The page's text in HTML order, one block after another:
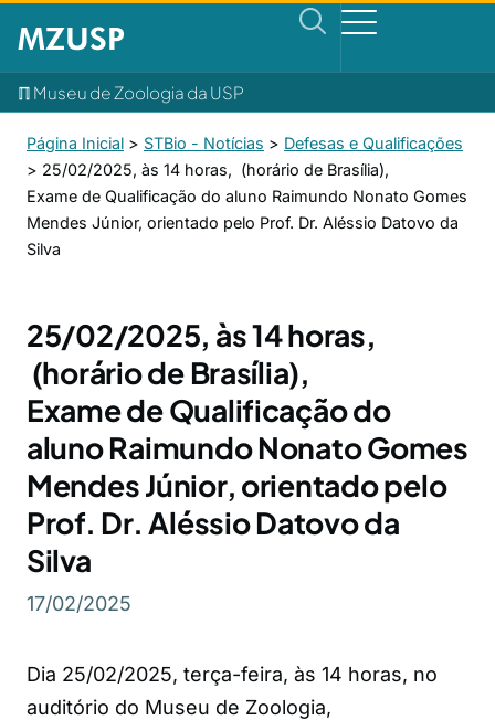
ℿ Museu de Zoologia da USP
Página Inicial > STBio - Notícias > Defesas e Qualificações
> 25/02/2025, às 14 horas, (horário de Brasília),
Exame de Qualificação do aluno Raimundo Nonato Gomes
Mendes Júnior, orientado pelo Prof. Dr. Aléssio Datovo da
Silva
25/02/2025, às 14 horas,
(horário de Brasília),
Exame de Qualificação do
aluno Raimundo Nonato Gomes
Mendes Júnior, orientado pelo
Prof. Dr. Aléssio Datovo da
Silva
17/02/2025
Dia 25/02/2025, terça-feira, às 14 horas, no
auditório do Museu de Zoologia,